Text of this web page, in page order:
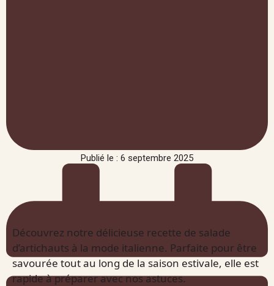
Publié le : 6 septembre 2025
Découvrez notre délicieuse recette de salade
d’artichauts à la mode italienne. Parfaite pour être
savourée tout au long de la saison estivale, elle est
rapide à préparer avec nos astuces.